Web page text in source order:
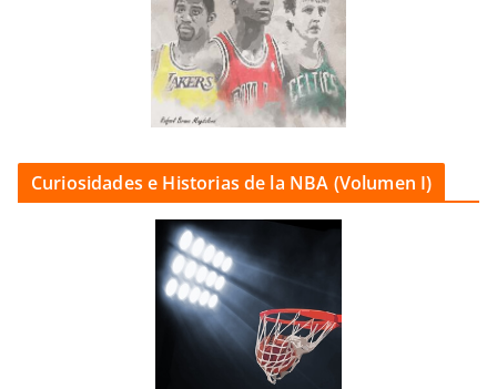
Curiosidades e Historias de la NBA (Volumen I)